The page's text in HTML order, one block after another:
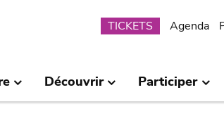
Submenu
TICKETS Agenda
Découvrir Participer